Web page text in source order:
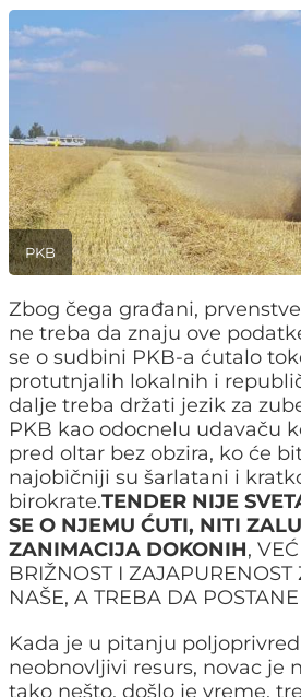
PKB
Zbog čega građani,
ne treba da znaju ove
se o sudbini PKB-a ćutalo
protutnjalih lokalnih i
dalje treba držati jezik za
PKB kao odocnelu udavaču
pred oltar bez obzira, ko će
najobičniji su šarlatani i
birokrate.TENDER NIJE
SE O NJEMU ĆUTI, NITI
ZANIMACIJA DOKONIH,
BRIŽNOST I ZAJAPURENOST
NAŠE, A TREBA DA
Kada je u pitanju
neobnovljivi resurs, novac je
tako nešto, došlo je vreme,